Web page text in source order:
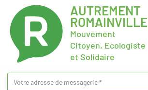
AUTREMENT
ROMAINVILLE
Mouvement
Citoyen, Ecologiste
et Solidaire